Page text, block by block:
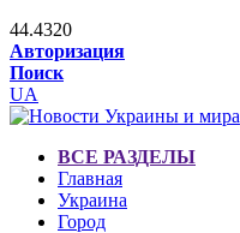
44.4320
Авторизация
Поиск
UA
ВСЕ РАЗДЕЛЫ
Главная
Украина
Город